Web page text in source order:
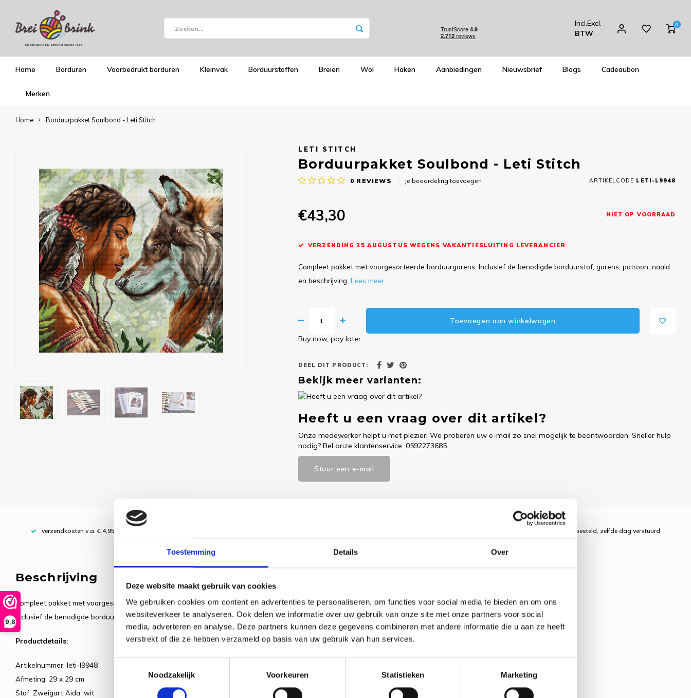
Toestemming Details Over
Deze website maakt gebruik van cookies
We gebruiken cookies om content en advertenties te personaliseren, om functies voor social media te bieden en om ons
websiteverkeer te analyseren. Ook delen we informatie over uw gebruik van onze site met onze partners voor social
media, adverteren en analyse. Deze partners kunnen deze gegevens combineren met andere informatie die u aan ze heeft
verstrekt of die ze hebben verzameld op basis van uw gebruik van hun services.
Noodzakelijk
Voorkeuren Statistieken Marketing
9,8
Incl.Excl.
BTW
0
Home Borduren Voorbedrukt borduren Kleinvak Borduurstoffen Breien Wol Haken Aanbiedingen Nieuwsbrief Blogs Cadeaubon
Merken
Home Borduurpakket Soulbond - Leti Stitch
LETI STITCH
Borduurpakket Soulbond - Leti Stitch
0 REVIEWS Je beoordeling toevoegen ARTIKELCODE LETI-L9948
€43,30 NIET OP VOORRAAD
VERZENDING 25 AUGUSTUS WEGENS VAKANTIESLUITING LEVERANCIER
Compleet pakket met voorgesorteerde borduurgarens. Inclusief de benodigde borduurstof, garens, patroon, naald
en beschrijving. Lees meer
Toevoegen aan winkelwagen
Buy now, pay later
DEEL DIT PRODUCT:
Bekijk meer varianten:
Heeft u een vraag over dit artikel?
Onze medewerker helpt u met plezier! We proberen uw e-mail zo snel mogelijk te beantwoorden. Sneller hulp
nodig? Bel onze klantenservice: 0592273685.
Stuur een e-mail
verzendkosten v.a. € 4,95, boven € 70,00 gratis (NL) Voor 16:00 uur besteld, zelfde dag verstuurd
Beschrijving
Compleet pakket met voorgesorteerde borduurgarens.
Inclusief de benodigde borduurstof, garens, patroon, naald en beschrijving.
Productdetails:
Artikelnummer: leti-l9948
Afmeting: 29 x 29 cm
Stof: Zweigart Aida, wit